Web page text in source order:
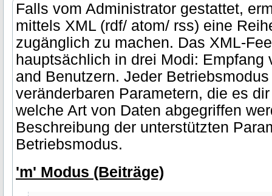
Falls vom Administrator gestattet,
mittels XML (rdf/ atom/ rss) eine
zugänglich zu machen. Das XML-
hauptsächlich in drei Modi: Empfang
and Benutzern. Jeder
veränderbaren Parametern, die es
welche Art von Daten abgegriffen
Beschreibung der unterstützten
Betriebsmodus.
'm' Modus (Beiträge)